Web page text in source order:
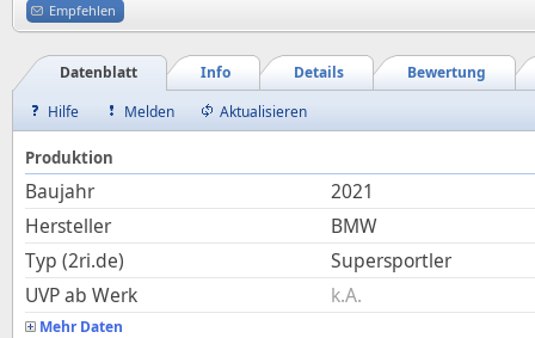
Empfehlen
Bewertung
Details
Info
Datenblatt
Hilfe
Melden Aktualisieren
Produktion
Baujahr
2021
Hersteller
BMW
Typ (2ri.de)
Supersportler
UVP ab Werk
k.A.
Mehr Daten